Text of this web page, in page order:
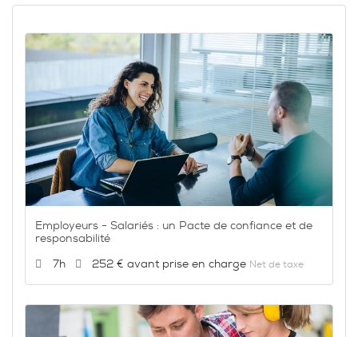
Employeurs - Salariés : un Pacte de confiance et de
responsabilité
Durée :
7h Prix :
252 € Net de taxe